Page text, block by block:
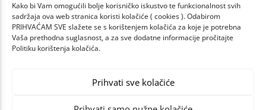
Kako bi Vam omogućili bolje korisničko iskustvo te funkcionalnost svih
sadržaja ova web stranica koristi kolačiće ( cookies ). Odabirom
PRIHVAĆAM SVE slažete se s korištenjem kolačića za koje je potrebna
Vaša prethodna suglasnost, a za sve dodatne informacije pročitajte
Politiku korištenja kolačića.
Prihvati sve kolačiće